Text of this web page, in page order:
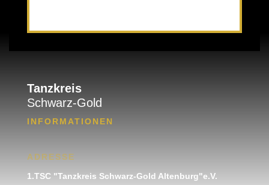
Tanzkreis
Schwarz-Gold
INFORMATIONEN
ADRESSE
1.TSC "Tanzkreis Schwarz-Gold Altenburg"e.V.